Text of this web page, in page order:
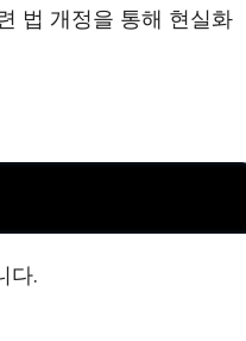
법 개정을 통해 현실화
다.